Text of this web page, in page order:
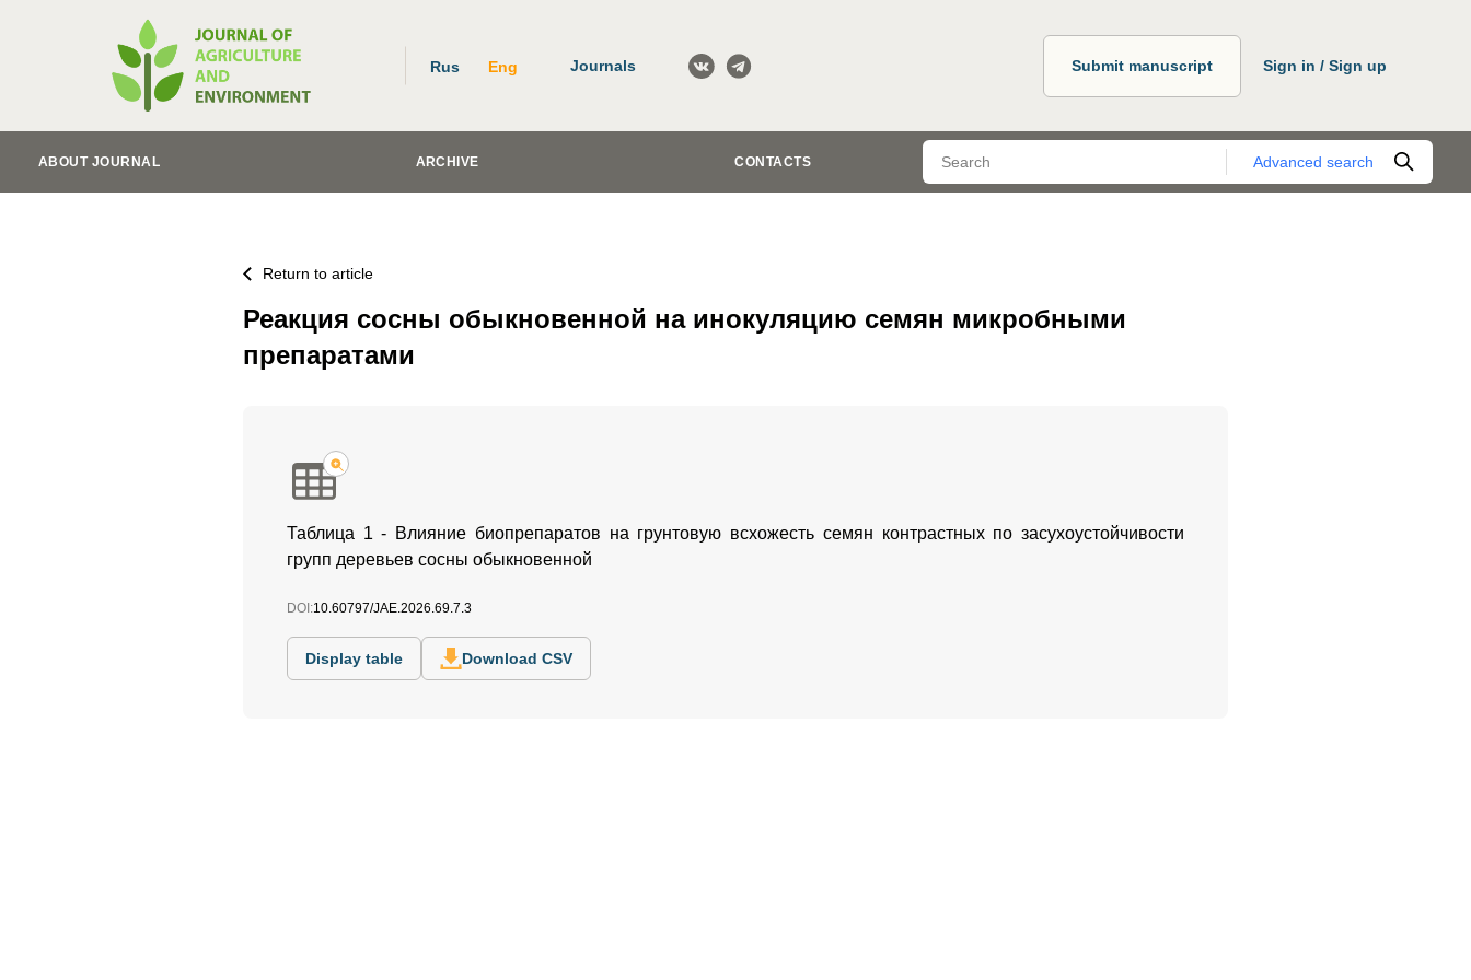
Rus Eng Journals Submit manuscript Sign in / Sign up
ABOUT JOURNAL ARCHIVE CONTACTS Advanced search
Return to article
Реакция сосны обыкновенной на инокуляцию семян микробными
препаратами
Таблица 1 - Влияние биопрепаратов на грунтовую всхожесть семян контрастных по засухоустойчивости
групп деревьев сосны обыкновенной
DOI:10.60797/JAE.2026.69.7.3
Display table Download CSV